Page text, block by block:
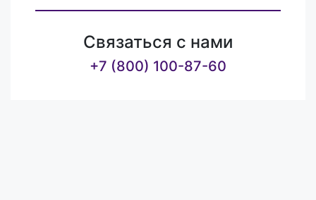
Связаться с нами
+7 (800) 100-87-60